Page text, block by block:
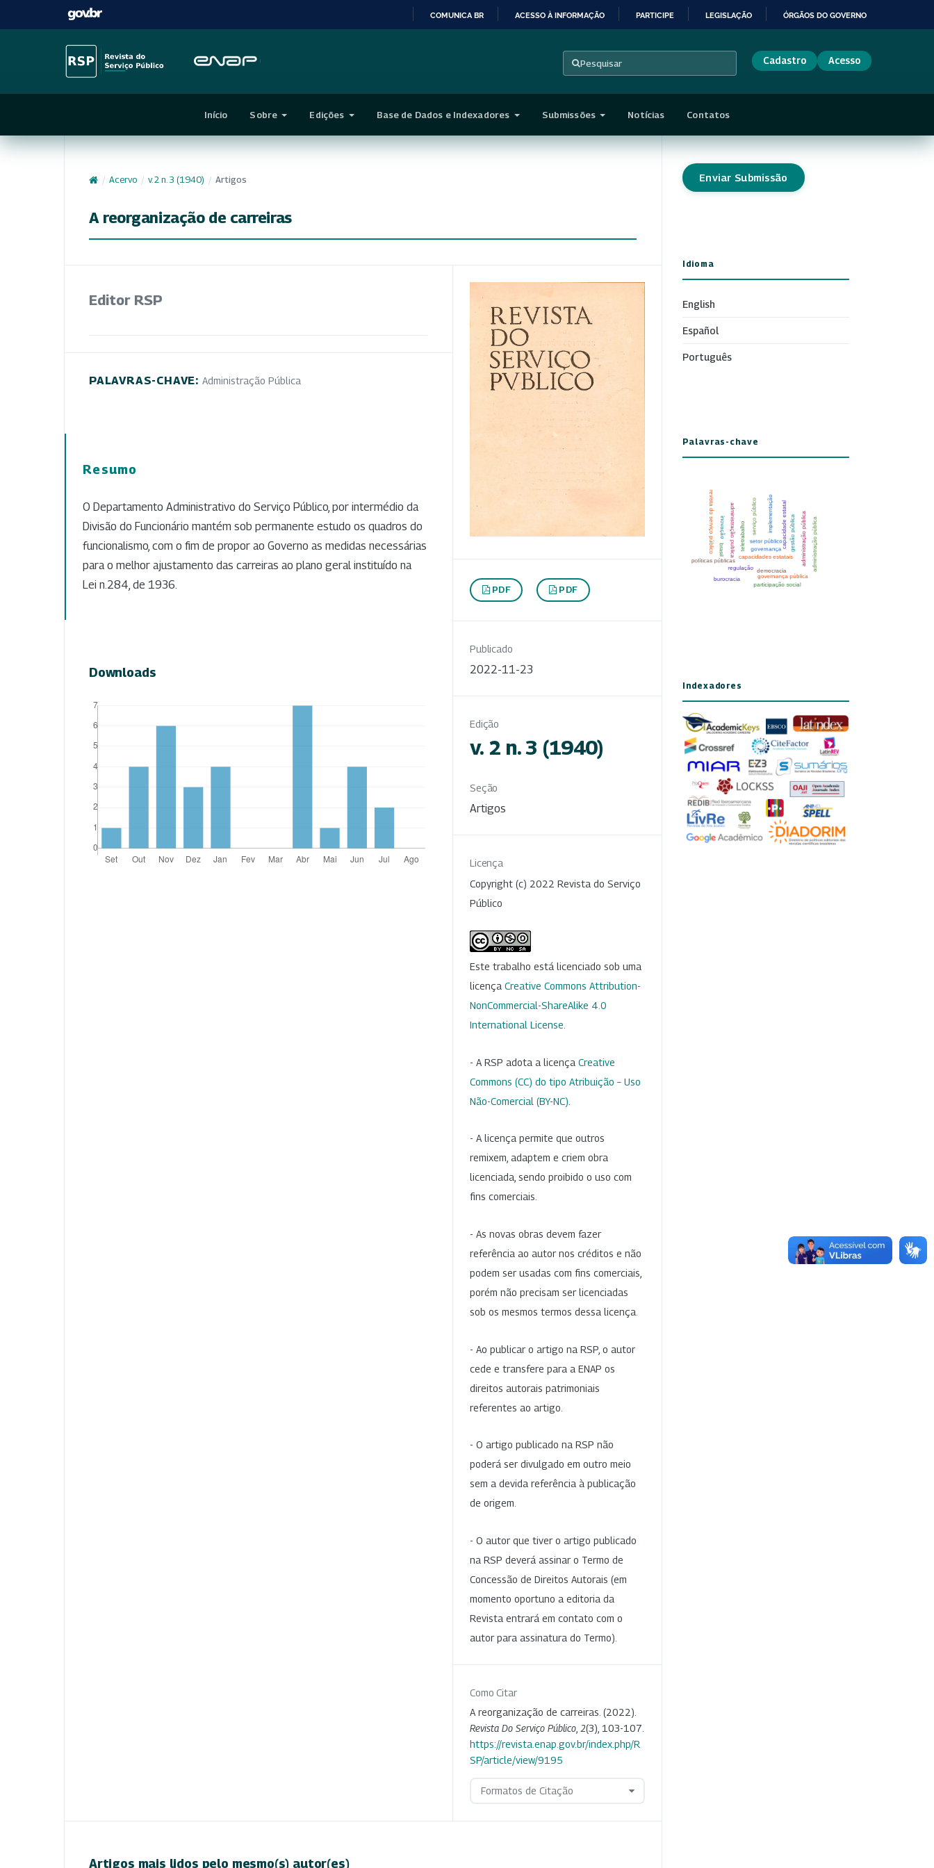
CONTEÚDO
COMUNICA BR ACESSO À INFORMAÇÃO PARTICIPE LEGISLAÇÃO ÓRGÃOS DO GOVERNO
Pesquisar Cadastro Acesso
Início Sobre Edições Base de Dados e Indexadores Submissões Notícias Contatos
/ Acervo / v. 2 n. 3 (1940) / Artigos
A reorganização de carreiras
Editor RSP
PALAVRAS-CHAVE: Administração Pública
Resumo
O Departamento Administrativo do Serviço Público, por intermédio da
Divisão do Funcionário mantém sob permanente estudo os quadros do
funcionalismo, com o fim de propor ao Governo as medidas necessárias
para o melhor ajustamento das carreiras ao plano geral instituído na
Lei n.284, de 1936.
Downloads
PDF PDF
Publicado
2022-11-23
Edição
v. 2 n. 3 (1940)
Seção
Artigos
Licença
Copyright (c) 2022 Revista do Serviço
Público
Este trabalho está licenciado sob uma
licença Creative Commons Attribution-
NonCommercial-ShareAlike 4.0
International License
- A RSP adota a licença Creative
Commons (CC) do tipo Atribuição – Uso
Não-Comercial (BY-NC)
- A licença permite que outros
remixem, adaptem e criem obra
licenciada, sendo proibido o uso com
fins comerciais.
- As novas obras devem fazer
referência ao autor nos créditos e não
podem ser usadas com fins comerciais,
porém não precisam ser licenciadas
sob os mesmos termos dessa licença.
- Ao publicar o artigo na RSP, o autor
cede e transfere para a ENAP os
direitos autorais patrimoniais
referentes ao artigo.
- O artigo publicado na RSP não
poderá ser divulgado em outro meio
sem a devida referência à publicação
de origem.
- O autor que tiver o artigo publicado
na RSP deverá assinar o Termo de
Concessão de Direitos Autorais (em
momento oportuno a editoria da
Revista entrará em contato com o
autor para assinatura do Termo).
Como Citar
A reorganização de carreiras. (2022).
Revista Do Serviço Público 2(3), 103-107.
https://revista.enap.gov.br/index.php/R
SP/article/view/9195
Formatos de Citação
Artigos mais lidos pelo mesmo(s) autor(es)
Enviar Submissão
Idioma
English
Español
Português
Palavras-chave
Indexadores